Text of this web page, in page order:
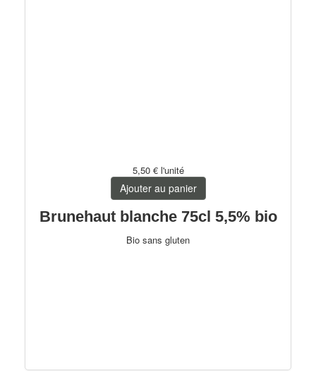
5,50 € l'unité
Ajouter au panier
Brunehaut blanche 75cl 5,5% bio
Bio sans gluten